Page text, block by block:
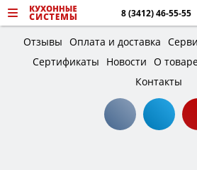
8 (3412) 46-55-55
Отзывы Оплата и доставка
Сертификаты
Новости О
Контакты